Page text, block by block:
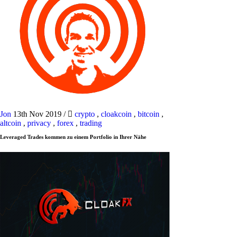
Jon 13th Nov 2019 / crypto , cloakcoin , bitcoin ,
altcoin , privacy , forex , trading
Leveraged Trades kommen zu einem Portfolio in Ihrer Nähe